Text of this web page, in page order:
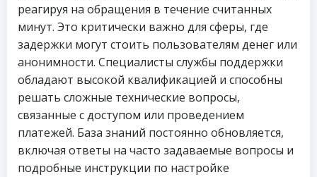
реагируя на обращения в течение считанных
минут. Это критически важно для сферы, где
задержки могут стоить пользователям денег или
анонимности. Специалисты службы поддержки
обладают высокой квалификацией и способны
решать сложные технические вопросы,
связанные с доступом или проведением
платежей. База знаний постоянно обновляется,
включая ответы на часто задаваемые вопросы и
подробные инструкции по настройке